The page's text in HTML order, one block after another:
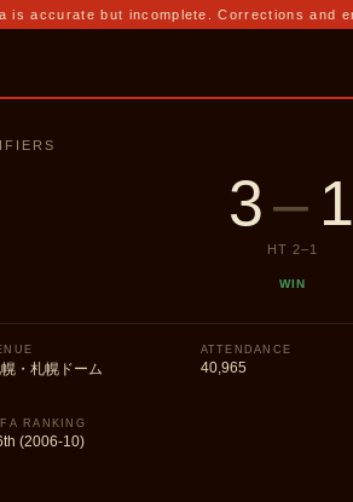
is accurate but incomplete. Corrections and
3– 1
HT 2–1
WIN
・札幌ドーム
ATTENDANCE
40,965
RANKING
(2006-10)